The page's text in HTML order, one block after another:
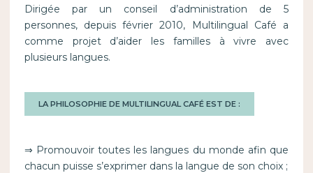
Dirigée par un conseil d’administration de 5
personnes, depuis février 2010, Multilingual Café a
comme projet d’aider les familles à vivre avec
plusieurs langues.
LA PHILOSOPHIE DE MULTILINGUAL CAFÉ EST DE :
⇒ Promouvoir toutes les langues du monde afin que
chacun puisse s’exprimer dans la langue de son choix ;